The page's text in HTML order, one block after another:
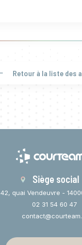
Retour à la liste des
Siège social
42, quai Vendeuvre -
02 31 54 60 47